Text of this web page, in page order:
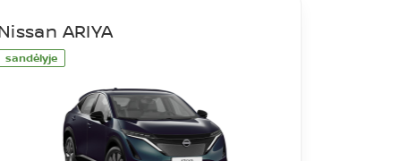
sandėlyje
ARIYA